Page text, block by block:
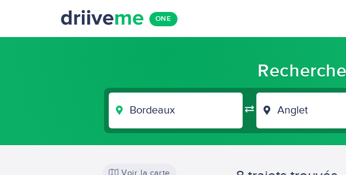
ONE
Voir la carte